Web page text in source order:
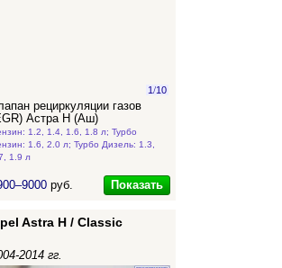
1/10
рециркуляции газов
Астра Н (Аш)
1.2, 1.4, 1.6, 1.8 л; Турбо
1.6, 2.0 л; Турбо Дизель: 1.3,
1.9 л
руб. Показать
Astra H / Classic
2014 гг.